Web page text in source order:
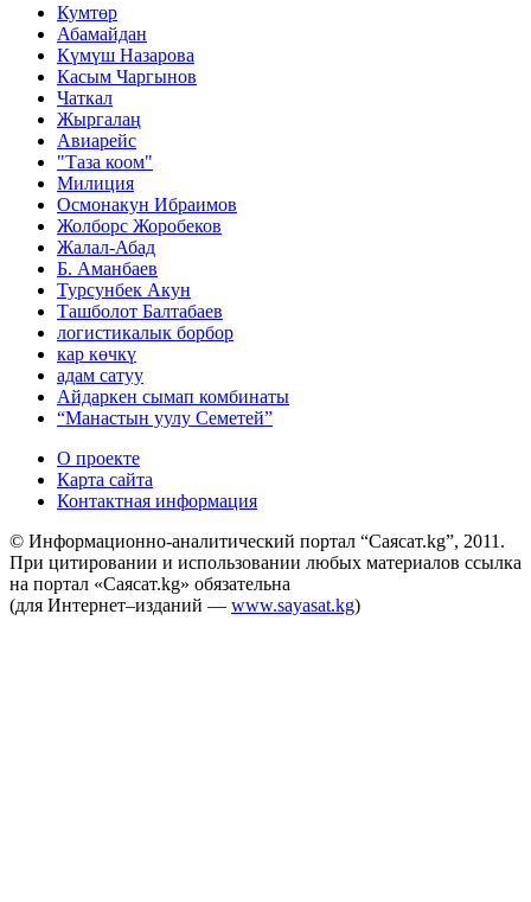
Кумтөр
Абамайдан
Күмүш Назарова
Касым Чаргынов
Чаткал
Жыргалаң
Авиарейс
"Таза коом"
Милиция
Осмонакун Ибраимов
Жолборс Жоробеков
Жалал-Абад
Б. Аманбаев
Турсунбек Акун
Ташболот Балтабаев
логистикалык борбор
кар көчкү
адам сатуу
Айдаркен сымап комбинаты
“Манастын уулу Семетей”
О проекте
Карта сайта
Контактная информация
© Информационно-аналитический портал “Саясат.kg”, 2011.
При цитировании и использовании любых материалов ссылка
на портал «Саясат.kg» обязательна
(для Интернет–изданий — www.sayasat.kg)